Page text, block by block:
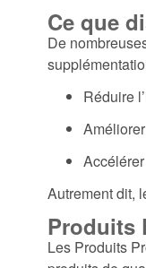
Ce que
De
Réduire
Autrement dit,
Produits
Les Produits